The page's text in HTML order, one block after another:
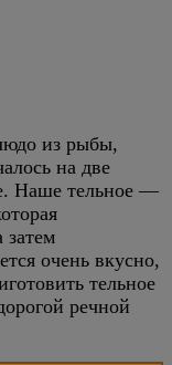
из рыбы,
на две
Наше тельное —
затем
очень вкусно,
тельное
речной